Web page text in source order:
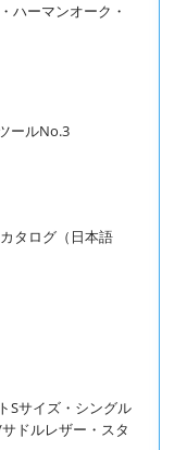
ハーマンオーク・
ールNo.3
タログ（日本語
Sサイズ・シングル
ドルレザー・スタ